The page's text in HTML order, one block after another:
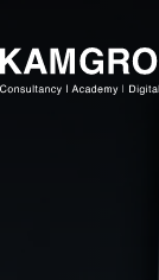
de
inhoud